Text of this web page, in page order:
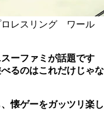
ロレスリング ワール
ーファミが話題です
るのはこれだけじゃな
懐ゲーをガッツリ楽し